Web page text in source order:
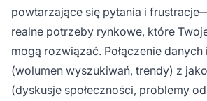
powtarzające się pytania i
realne potrzeby rynkowe, które
mogą rozwiązać. Połączenie
(wolumen wyszukiwań, trendy) z
(dyskusje społeczności, problemy